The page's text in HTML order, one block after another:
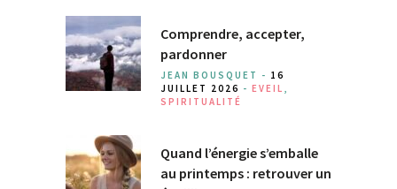
Comprendre, accepter,
pardonner
JEAN BOUSQUET - 16
JUILLET 2026 - EVEIL ,
SPIRITUALITÉ
Quand l’énergie s’emballe
au printemps : retrouver un